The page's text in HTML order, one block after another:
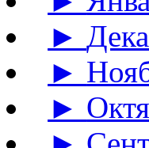
►
►
►